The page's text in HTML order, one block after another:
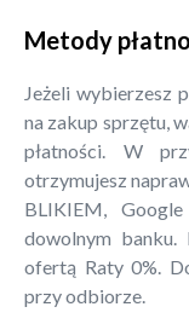
Metody
Jeżeli wybierzesz
na zakup sprzętu,
płatności. W
otrzymujesz
BLIKIEM,
dowolnym
ofertą Raty 0%.
przy odbiorze.